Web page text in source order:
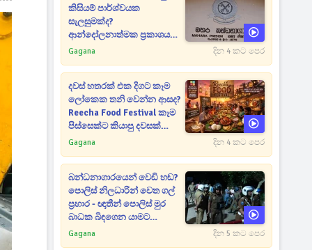
කිසියම් පාර්ශ්වයක
සැලසුමක්ද?
ආන්දෝලනාත්මක ප්‍රකාශයක්
එළියට [VIDEO]
Gagana දින 4 කට පෙර
දවස් හතරක් එක දිගට කෑම
ලෝකෙක තනි වෙන්න ආසද?
Reecha Food Festival කෑම
පිස්සෙක්ට කියාපු දවසක්
මෙන්න
Gagana දින 4 කට පෙර
බන්ධනාගාරයෙන් වෙඩි හඬ?
පොලිස් නිලධාරින් වෙත ගල්
ප්‍රහාර - ඥාතීන් පොලිස් මුර
බාධක බිඳගෙන යාමට
උත්සාහයක [VIDEO]
Gagana දින 5 කට පෙර